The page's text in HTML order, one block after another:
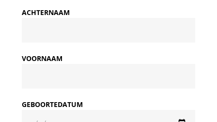
ACHTERNAAM
VOORNAAM
GEBOORTEDATUM